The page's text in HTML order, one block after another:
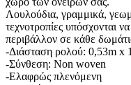
Λουλούδια, γραμμικά,
τεχνοτροπίες υπόσχονται
περιβάλλον σε κάθε
-Διάσταση ρολού: 0,53m x
-Σύνθεση: Non woven
-Ελαφρώς πλενόμενη